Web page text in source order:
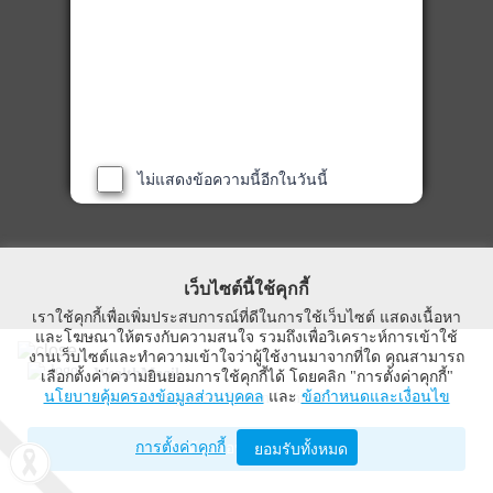
WealthMagik
Wealth Management System Limited
เปิดด้วยแอป WealthMagik
ไม่แสดงข้อความนี้อีกในวันนี้
เว็บไซต์นี้ใช้คุกกี้
เราใช้คุกกี้เพื่อเพิ่มประสบการณ์ที่ดีในการใช้เว็บไซต์ แสดงเนื้อหา
และโฆษณาให้ตรงกับความสนใจ รวมถึงเพื่อวิเคราะห์การเข้าใช้
งานเว็บไซต์และทำความเข้าใจว่าผู้ใช้งานมาจากที่ใด คุณสามารถ
เลือกตั้งค่าความยินยอมการใช้คุกกี้ได้ โดยคลิก "การตั้งค่าคุกกี้"
นโยบายคุ้มครองข้อมูลส่วนบุคคล และ ข้อกำหนดและเงื่อนไข
การตั้งค่าคุกกี้ ยอมรับทั้งหมด